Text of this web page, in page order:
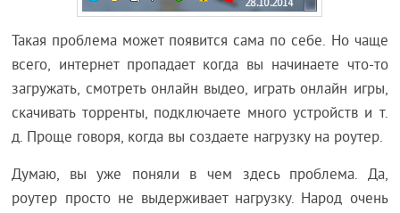
Такая проблема может появится сама по себе. Но чаще
всего, интернет пропадает когда вы начинаете что-то
загружать, смотреть онлайн выдео, играть онлайн игры,
скачивать торренты, подключаете много устройств и т.
д. Проще говоря, когда вы создаете нагрузку на роутер.
Думаю, вы уже поняли в чем здесь проблема. Да,
роутер просто не выдерживает нагрузку. Народ очень